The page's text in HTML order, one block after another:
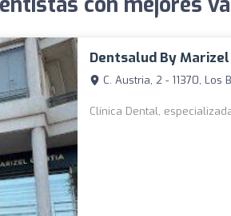
Dentsalud By
C. Austria, 2 - 11370, Los
Clínica Dental,